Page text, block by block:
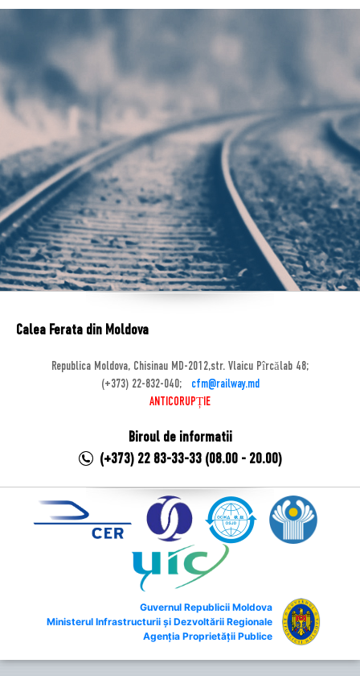
Calea Ferata din Moldova
Republica Moldova, Chisinau MD-2012,str. Vlaicu Pîrcălab 48;
(+373) 22-832-040;
cfm@railway.md
ANTICORUPȚIE
Biroul de informatii
(+373) 22 83-33-33 (08.00 - 20.00)
Guvernul Republicii Moldova
Ministerul Infrastructurii și Dezvoltării Regionale
Agenția Proprietății Publice